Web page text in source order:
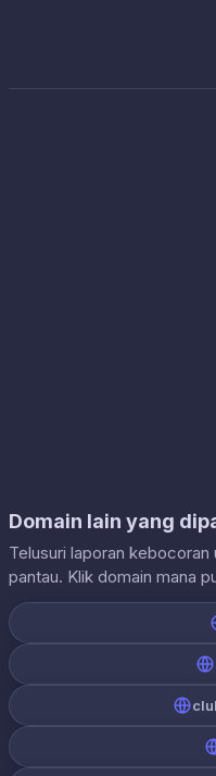
Domain lain yang
Telusuri laporan kebocoran
pantau. Klik domain mana